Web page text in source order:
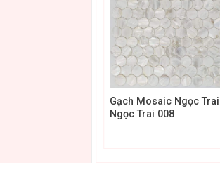
+
Gạch Mosaic Ngọc
Ngọc Trai 008